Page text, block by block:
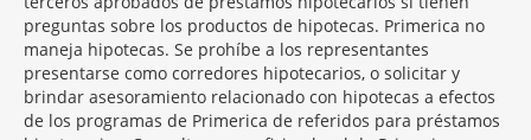
preguntas sobre los productos de hipotecas. Primerica no
maneja hipotecas. Se prohíbe a los representantes
presentarse como corredores hipotecarios, o solicitar y
brindar asesoramiento relacionado con hipotecas a efectos
de los programas de Primerica de referidos para préstamos